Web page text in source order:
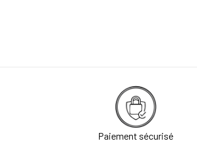
Paiement sécurisé